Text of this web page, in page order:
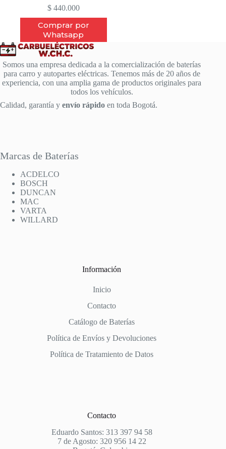
$440.000
Comprar por
Whatsapp
Somos una empresa dedicada a la comercialización de baterías
para carro y autopartes eléctricas. Tenemos más de 20 años de
experiencia, con una amplia gama de productos originales para
todos los vehículos.
Calidad, garantía y envío rápido en toda Bogotá.
Marcas de Baterías
ACDELCO
BOSCH
DUNCAN
MAC
VARTA
WILLARD
Información
Inicio
Contacto
Catálogo de Baterías
Política de Envíos y Devoluciones
Política de Tratamiento de Datos
Contacto
Eduardo Santos: 313 397 94 58
7 de Agosto: 320 956 14 22